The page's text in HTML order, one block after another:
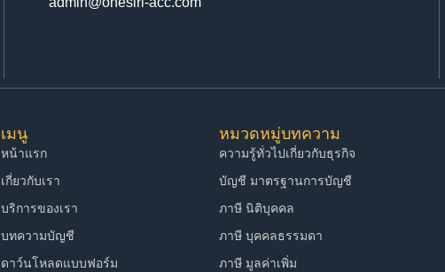
เมนู
หน้าแรก
เกี่ยวกับเรา
บริการของเรา
บทความบัญชี
ดาว์นโหลดแบบฟอร์ม
หมวดหมู่บทความ
ความรู้ทั่วไปเกี่ยวกับธุรกิจ
บัญชี มาตรฐานการบัญชี
ภาษี นิติบุคคล
ภาษี บุคคลธรรมดา
ภาษี มูลค่าเพิ่ม